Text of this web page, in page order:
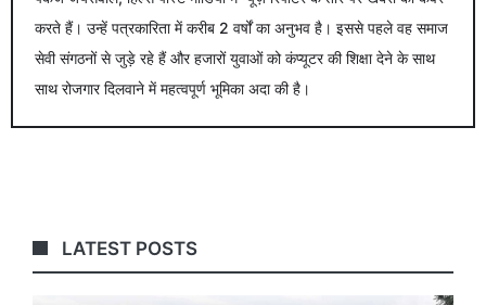
करते हैं। उन्हें पत्रकारिता में करीब 2 वर्षों का अनुभव है। इससे पहले वह समाज
सेवी संगठनों से जुड़े रहे हैं और हजारों युवाओं को कंप्यूटर की शिक्षा देने के साथ
साथ रोजगार दिलवाने में महत्वपूर्ण भूमिका अदा की है।
LATEST POSTS